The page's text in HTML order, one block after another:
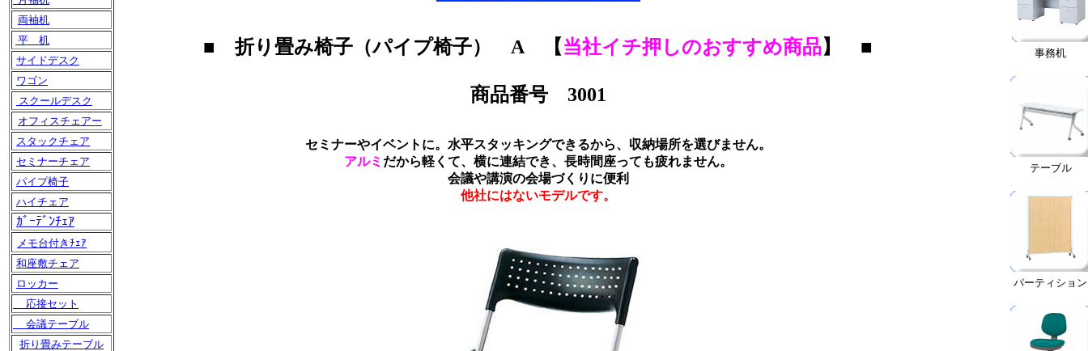
両袖机
平 机
サイドデスク
ワゴン
スクールデスク
オフィスチェアー
スタックチェア
セミナーチェア
パイプ椅子
ハイチェア
ｶﾞｰﾃﾞﾝﾁｪｱ
メモ台付きﾁｪｱ
和座敷チェア
ロッカー
応接セット
会議テーブル
折り畳みテーブル
■ 折り畳み椅子（パイプ椅子） A 【当社イチ押しのおすすめ商品】 ■
商品番号 3001
セミナーやイベントに。水平スタッキングできるから、収納場所を選びません。
アルミ だから軽くて、横に連結でき、長時間座っても疲れません。
会議や講演の会場づくりに便利
他社にはないモデルです。
事務机
テーブル
パーティション